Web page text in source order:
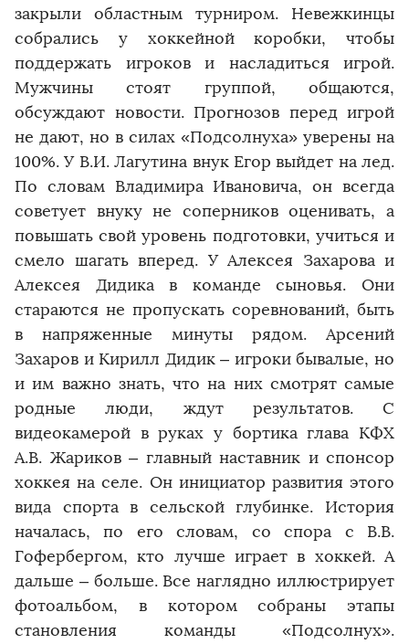
закрыли областным турниром. Невежкинцы
собрались у хоккейной коробки, чтобы
поддержать игроков и насладиться игрой.
Мужчины стоят группой, общаются,
обсуждают новости. Прогнозов перед игрой
не дают, но в силах «Подсолнуха» уверены на
100%. У В.И. Лагутина внук Егор выйдет на лед.
По словам Владимира Ивановича, он всегда
советует внуку не соперников оценивать, а
повышать свой уровень подготовки, учиться и
смело шагать вперед. У Алексея Захарова и
Алексея Дидика в команде сыновья. Они
стараются не пропускать соревнований, быть
в напряженные минуты рядом. Арсений
Захаров и Кирилл Дидик – игроки бывалые, но
и им важно знать, что на них смотрят самые
родные люди, ждут результатов. С
видеокамерой в руках у бортика глава КФХ
А.В. Жариков – главный наставник и спонсор
хоккея на селе. Он инициатор развития этого
вида спорта в сельской глубинке. История
началась, по его словам, со спора с В.В.
Гофербергом, кто лучше играет в хоккей. А
дальше – больше. Все наглядно иллюстрирует
фотоальбом, в котором собраны этапы
становления команды «Подсолнух».